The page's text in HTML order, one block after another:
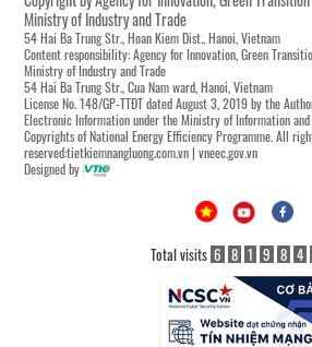
Ministry of Industry and Trade
54 Hai Ba Trung Str., Hoan Kiem Dist., Hanoi, Vietnam
Content responsibility: Agency for Innovation, Green
Ministry of Industry and Trade
54 Hai Ba Trung Str., Cua Nam ward, Hanoi, Vietnam
License No. 148/GP-TTĐT dated August 3, 2019 by the
Electronic Information under the Ministry of Information
Copyrights of National Energy Efficiency Programme. All
reserved:tietkiemnangluong.com.vn | vneec.gov.vn
Designed by
Total visits 6 8 1 9 8 4